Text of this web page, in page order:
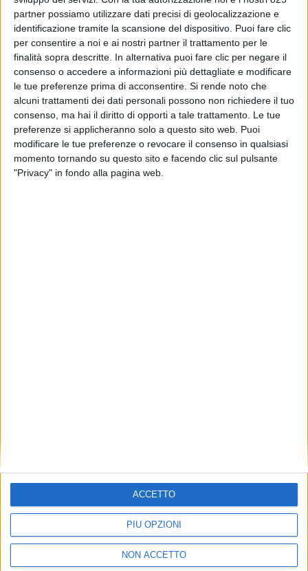
partner possiamo utilizzare dati precisi di geolocalizzazione e
identificazione tramite la scansione del dispositivo. Puoi fare clic
per consentire a noi e ai nostri partner il trattamento per le
finalità sopra descritte. In alternativa puoi fare clic per negare il
consenso o accedere a informazioni più dettagliate e modificare
le tue preferenze prima di acconsentire. Si rende noto che
alcuni trattamenti dei dati personali possono non richiedere il tuo
consenso, ma hai il diritto di opporti a tale trattamento. Le tue
preferenze si applicheranno solo a questo sito web. Puoi
modificare le tue preferenze o revocare il consenso in qualsiasi
momento tornando su questo sito e facendo clic sul pulsante
"Privacy" in fondo alla pagina web.
PIÙ OPZIONI
NON ACCETTO
ACCETTO
Export in crescita del 30% a
Malpensa a inizio 2021
ITALIA 6 MARZO 2021